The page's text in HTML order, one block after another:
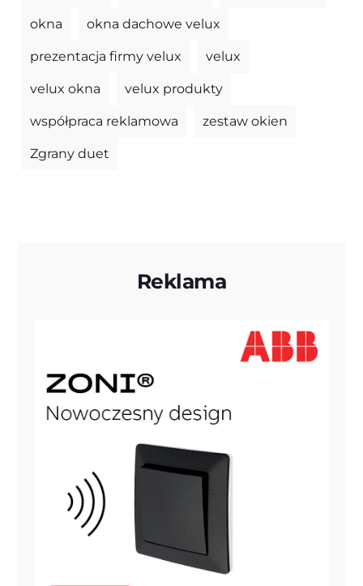
okna okna dachowe velux
prezentacja firmy velux velux
velux okna velux produkty
współpraca reklamowa zestaw okien
Zgrany duet
Reklama